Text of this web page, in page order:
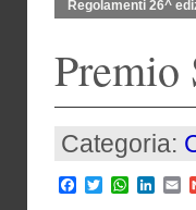
Regolamenti 26^
Premio
Categoria:
Facebook
Twitter